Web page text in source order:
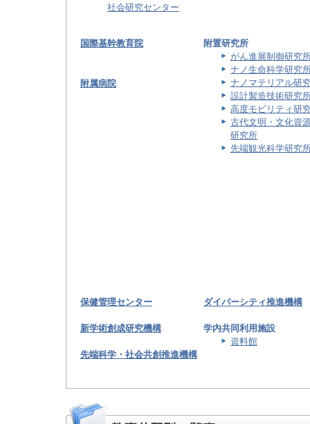
社会研究センター
国際基幹教育院
附属病院
附置研究所
がん進展制御研究
ナノ生命科学研究
ナノマテリアル研
設計製造技術研究
高度モビリティ研
古代文明・文化資
研究所
先端観光科学研究
保健管理センター
新学術創成研究機構
先端科学・社会共創推進機構
ダイバーシティ推進機構
学内共同利用施設
資料館